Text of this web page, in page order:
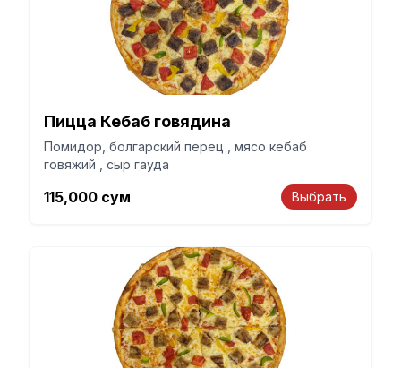
Пицца Кебаб говядина
Помидор, болгарский перец , мясо кебаб
говяжий , сыр гауда
115,000 сум Выбрать